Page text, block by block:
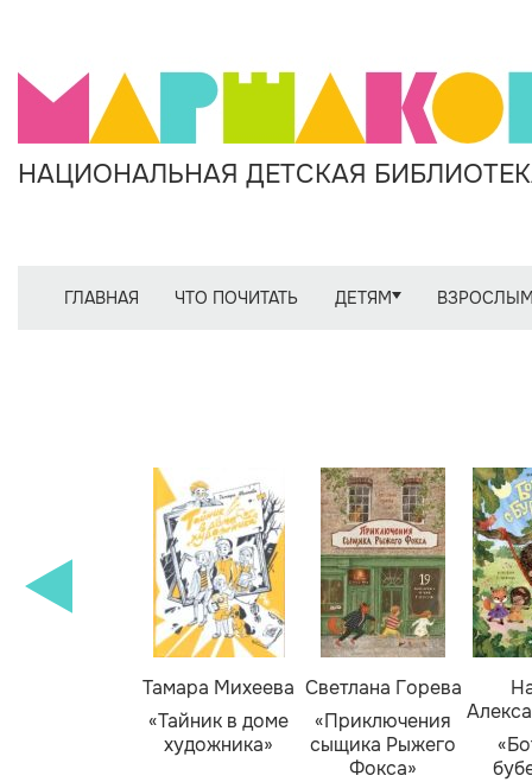
НАЦИОНАЛЬНАЯ ДЕТСКАЯ
ГЛАВНАЯ ЧТО ПОЧИТАТЬ ДЕТЯМ
Тамара Михеева
«Тайник в доме
художника»
Светлана Горева
«Приключения
сыщика Рыжего
Фокса»